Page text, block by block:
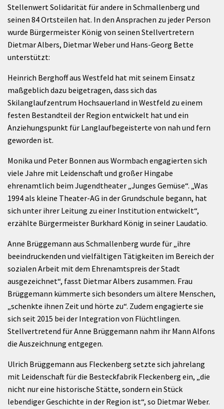
Stellenwert Solidarität für andere in Schmallenberg und
seinen 84 Ortsteilen hat. In den Ansprachen zu jeder Person
wurde Bürgermeister König von seinen Stellvertretern
Dietmar Albers, Dietmar Weber und Hans-Georg Bette
unterstützt:
Heinrich Berghoff aus Westfeld hat mit seinem Einsatz
maßgeblich dazu beigetragen, dass sich das
Skilanglaufzentrum Hochsauerland in Westfeld zu einem
festen Bestandteil der Region entwickelt hat und ein
Anziehungspunkt für Langlaufbegeisterte von nah und fern
geworden ist.
Monika und Peter Bonnen aus Wormbach engagierten sich
viele Jahre mit Leidenschaft und großer Hingabe
ehrenamtlich beim Jugendtheater „Junges Gemüse“. „Was
1994 als kleine Theater-AG in der Grundschule begann, hat
sich unter ihrer Leitung zu einer Institution entwickelt“,
erzählte Bürgermeister Burkhard König in seiner Laudatio.
Anne Brüggemann aus Schmallenberg wurde für „ihre
beeindruckenden und vielfältigen Tätigkeiten im Bereich der
sozialen Arbeit mit dem Ehrenamtspreis der Stadt
ausgezeichnet“, fasst Dietmar Albers zusammen. Frau
Brüggemann kümmerte sich besonders um ältere Menschen,
„schenkte ihnen Zeit und hörte zu“. Zudem engagierte sie
sich seit 2015 bei der Integration von Flüchtlingen.
Stellvertretend für Anne Brüggemann nahm ihr Mann Alfons
die Auszeichnung entgegen.
Ulrich Brüggemann aus Fleckenberg setzte sich jahrelang
mit Leidenschaft für die Besteckfabrik Fleckenberg ein, „die
nicht nur eine historische Stätte, sondern ein Stück
lebendiger Geschichte in der Region ist“, so Dietmar Weber.